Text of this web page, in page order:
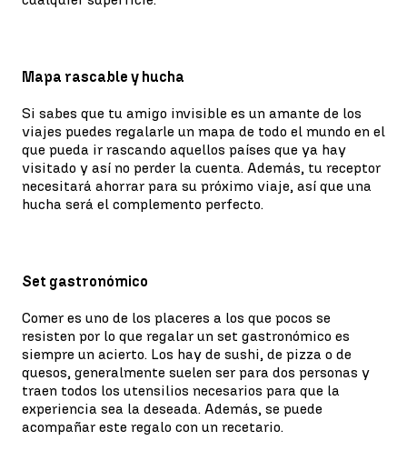
Mapa rascable y hucha
Si sabes que tu amigo invisible es un amante de los
viajes puedes regalarle un mapa de todo el mundo en el
que pueda ir rascando aquellos países que ya hay
visitado y así no perder la cuenta. Además, tu receptor
necesitará ahorrar para su próximo viaje, así que una
hucha será el complemento perfecto.
Set gastronómico
Comer es uno de los placeres a los que pocos se
resisten por lo que regalar un set gastronómico es
siempre un acierto. Los hay de sushi, de pizza o de
quesos, generalmente suelen ser para dos personas y
traen todos los utensilios necesarios para que la
experiencia sea la deseada. Además, se puede
acompañar este regalo con un recetario.